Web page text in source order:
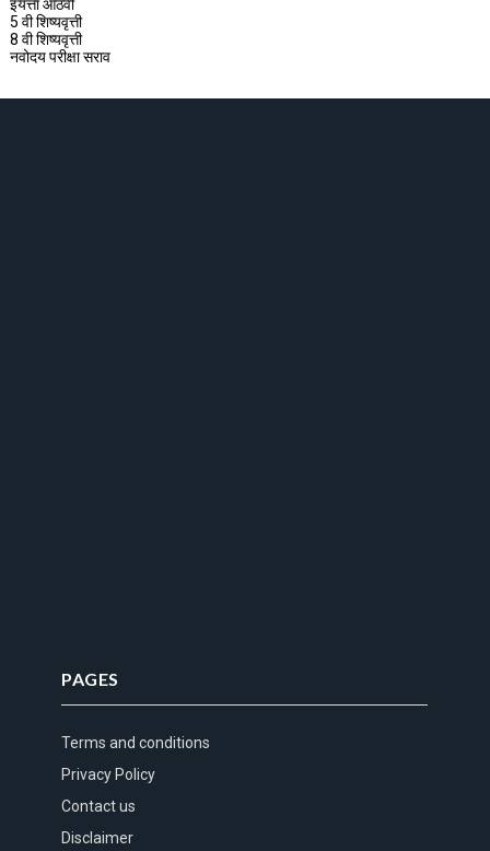
इयत्ता आठवी
5 वी शिष्यवृत्ती
8 वी शिष्यवृत्ती
नवोदय परीक्षा सराव
PAGES
Terms and conditions
Privacy Policy
Contact us
Disclaimer